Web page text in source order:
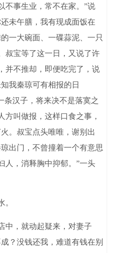
不事生业，常不在家。”说
未午膳，我有现成面饭在
一大碗面、一碟蒜泥、一只
叔宝等了这一日，又说了许
并不推却，即便吃完了，说
我秦琼可有相报的日
条汉子，将来决不是落寞之
方叫做报，这样口食之事，
。叔宝点头唯唯，谢别出
出门，不曾撞着一个有意思
人，消释胸中抑郁。”一头
，就动起疑来，对妻子
？没钱还我，难道有钱在别